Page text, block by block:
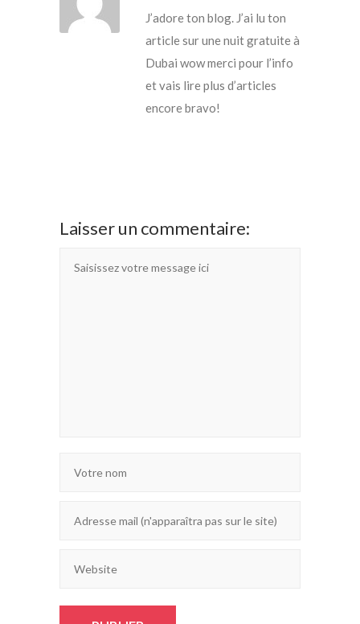
J’adore ton blog. J’ai lu ton
article sur une nuit gratuite à
Dubai wow merci pour l’info
et vais lire plus d’articles
encore bravo!
Laisser un commentaire: